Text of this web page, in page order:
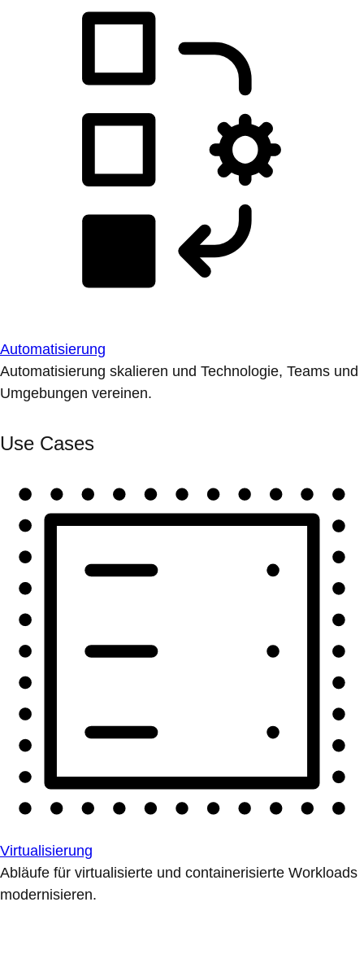
Automatisierung
Automatisierung skalieren und Technologie, Teams und
Umgebungen vereinen.
Use Cases
Virtualisierung
Abläufe für virtualisierte und containerisierte Workloads
modernisieren.